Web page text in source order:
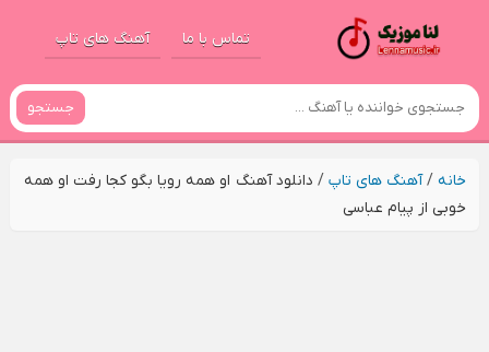
تماس با ما آهنگ های تاپ
جستجو
خانه/آهنگ های تاپ/ دانلود آهنگ او همه رویا بگو کجا رفت او همه
خوبی از پیام عباسی